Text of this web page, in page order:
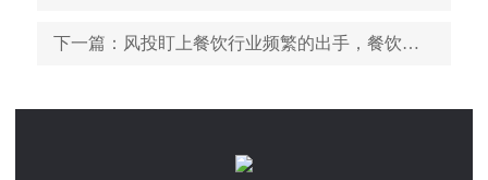
下一篇 ：风投盯上餐饮行业频繁的出手，餐饮那么香？